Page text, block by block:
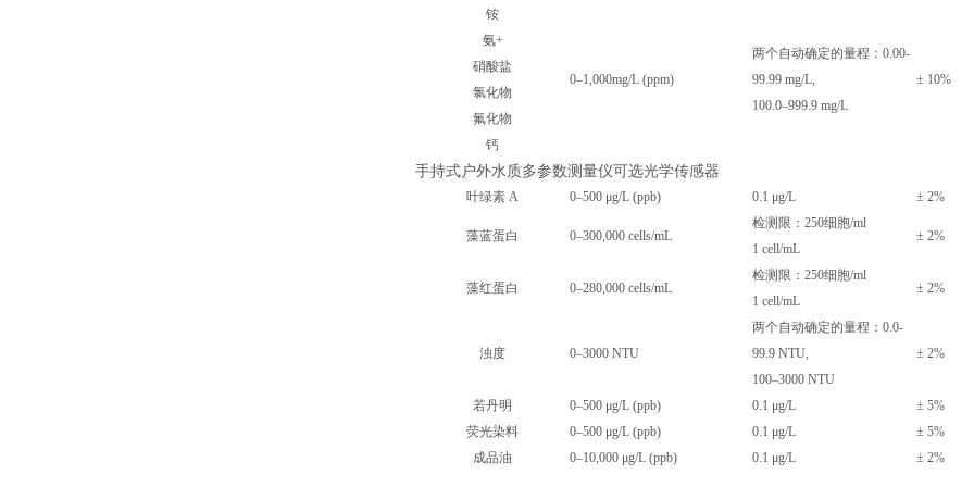
铵
0–1,000mg/L (ppm)
两个自动确定的量程：0.00-
99.99 mg/L,
100.0–999.9 mg/L
± 10%
氨+
硝酸盐
氯化物
氟化物
钙
手持式户外水质多参数测量仪可选光学传感器
叶绿素 A 0–500 μg/L (ppb) 0.1 μg/L ± 2%
藻蓝蛋白 0–300,000 cells/mL
检测限： 250细胞/ml
1 cell/mL
± 2%
藻红蛋白 0–280,000 cells/mL
检测限： 250细胞/ml
1 cell/mL
± 2%
浊度 0–3000 NTU
两个自动确定的量程：0.0-
99.9 NTU,
100–3000 NTU
± 2%
若丹明 0–500 μg/L (ppb) 0.1 μg/L ± 5%
荧光染料
0–500 μg/L (ppb) 0.1 μg/L ± 5%
成品油
0–10,000 μg/L (ppb) 0.1 μg/L ± 2%